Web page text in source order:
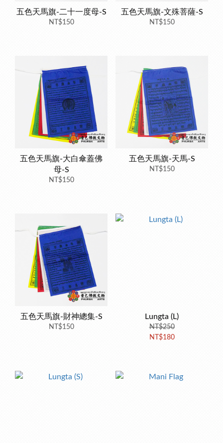
五色天馬旗-二十一度母-S
NT$150
五色天馬旗-文殊菩薩-S
NT$150
五色天馬旗-大白傘蓋佛
母-S
NT$150
五色天馬旗-天馬-S
NT$150
五色天馬旗-財神總集-S
NT$150
Lungta (L)
NT$250
NT$180